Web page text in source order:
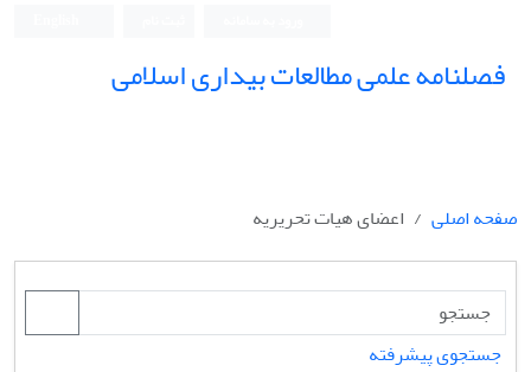
فصلنامه علمی مطالعات بیداری اسلامی
صفحه اصلی اعضای هیات تحریریه
جستجوی پیشرفته